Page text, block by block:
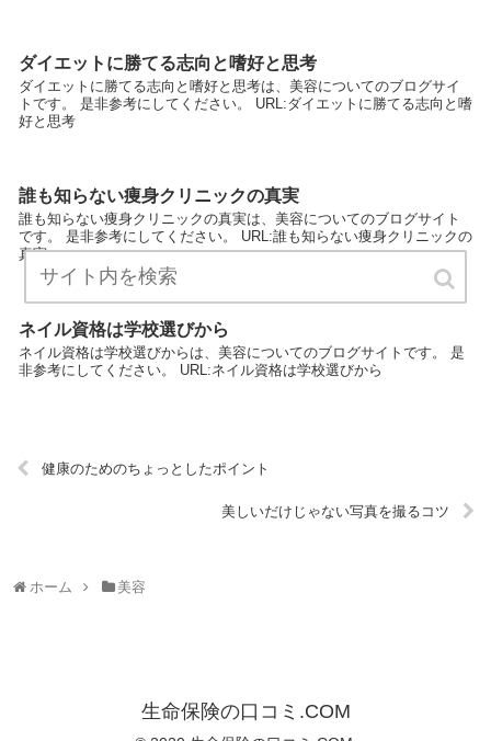
ダイエットに勝てる志向と嗜好と思考
ダイエットに勝てる志向と嗜好と思考は、美容についてのブログサイ
トです。 是非参考にしてください。 URL:ダイエットに勝てる志向と嗜
好と思考
誰も知らない痩身クリニックの真実
誰も知らない痩身クリニックの真実は、美容についてのブログサイト
です。 是非参考にしてください。 URL:誰も知らない痩身クリニックの
真実
ネイル資格は学校選びから
ネイル資格は学校選びからは、美容についてのブログサイトです。 是
非参考にしてください。 URL:ネイル資格は学校選びから
健康のためのちょっとしたポイント
美しいだけじゃない写真を撮るコツ
ホーム 美容
生命保険の口コミ.COM